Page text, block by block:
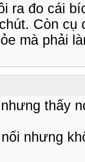
ra đo cái
Còn cụ
mà phải
thấy
nhưng